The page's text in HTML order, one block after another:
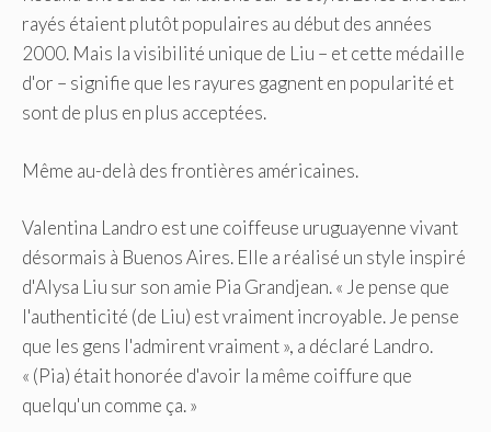
rayés étaient plutôt populaires au début des années
2000. Mais la visibilité unique de Liu – et cette médaille
d'or – signifie que les rayures gagnent en popularité et
sont de plus en plus acceptées.
Même au-delà des frontières américaines.
Valentina Landro est une coiffeuse uruguayenne vivant
désormais à Buenos Aires. Elle a réalisé un style inspiré
d'Alysa Liu sur son amie Pia Grandjean. « Je pense que
l'authenticité (de Liu) est vraiment incroyable. Je pense
que les gens l'admirent vraiment », a déclaré Landro.
« (Pia) était honorée d'avoir la même coiffure que
quelqu'un comme ça. »